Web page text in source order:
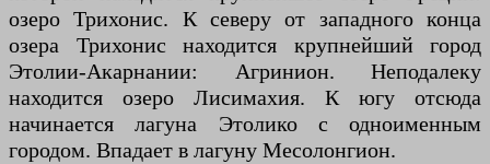
озеро Трихонис. К северу от западного конца
озера Трихонис находится крупнейший город
Этолии-Акарнании: Агринион. Неподалеку
находится озеро Лисимахия. К югу отсюда
начинается лагуна Этолико с одноименным
городом. Впадает в лагуну Месолонгион.